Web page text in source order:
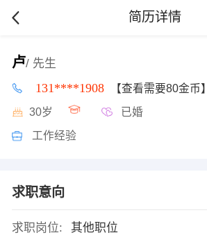
简历详情
卢/ 先生
131****1908 【查看需要80金币】
30岁 已婚
工作经验
求职意向
求职岗位:
其他职位